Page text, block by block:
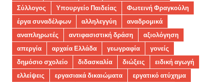
Σύλλογος
Υπουργείο Παιδείας
Φωτεινή Φραγκούλη
έργα συναδέλφων
αλληλεγγύη
αναδρομικά
αναπληρωτές
αντιφασιστική δράση
αξιολόγηση
απεργία
αρχαία Ελλάδα γεωγραφία
γονείς
δημόσιο σχολείο
διδασκαλία διώξεις
ειδική αγωγή
ελλείψεις
εργασιακά δικαιώματα
εργατικό ατύχημα